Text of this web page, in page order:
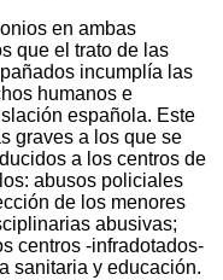
en ambas
que el trato de las
incumplía las
humanos e
española. Este
graves a los que se
a los centros de
abusos policiales
de los menores
abusivas;
centros -infradotados-
sanitaria y educación.